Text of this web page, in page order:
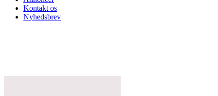
Kontakt os
Nyhedsbrev